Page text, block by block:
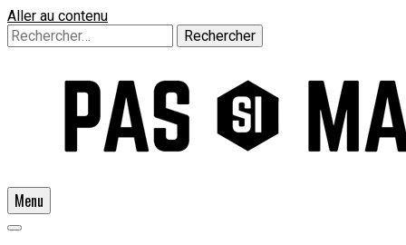
Aller au contenu
Rechercher :
Un guide pour l'homme moderne
Menu